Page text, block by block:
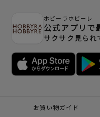
ホビーラホビーレ
公式アプリで
サクサク見られ
お買い物ガイド